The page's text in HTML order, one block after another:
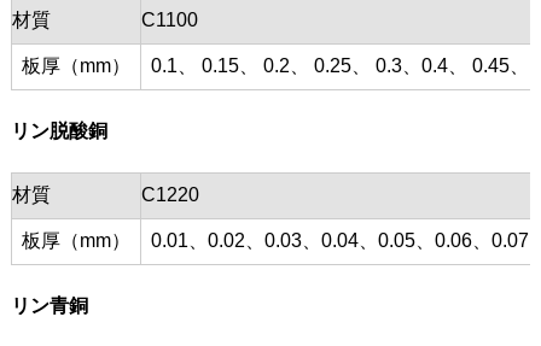
材質 C1100
板厚（mm） 0.1、 0.15、 0.2、 0.25、 0.3、0.4、 0.45、
リン脱酸銅
材質 C1220
板厚（mm） 0.01、0.02、0.03、0.04、0.05、0.06、0.07
リン青銅